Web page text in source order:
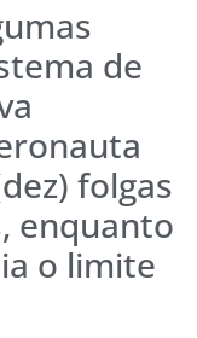
de
folgas
enquanto
o limite